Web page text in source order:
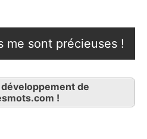
me sont précieuses !
de
!